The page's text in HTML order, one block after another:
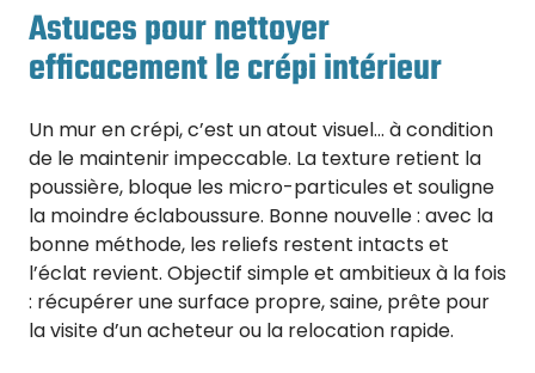
Astuces pour nettoyer
efficacement le crépi intérieur
Un mur en crépi, c’est un atout visuel… à condition
de le maintenir impeccable. La texture retient la
poussière, bloque les micro-particules et souligne
la moindre éclaboussure. Bonne nouvelle : avec la
bonne méthode, les reliefs restent intacts et
l’éclat revient. Objectif simple et ambitieux à la fois
: récupérer une surface propre, saine, prête pour
la visite d’un acheteur ou la relocation rapide.